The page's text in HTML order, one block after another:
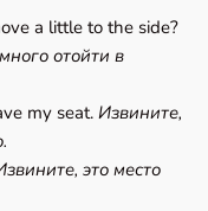
a little to the side?
отойти в
my seat. Извините,
это место